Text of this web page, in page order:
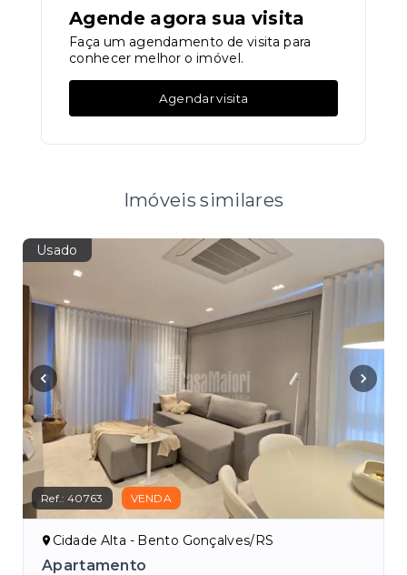
Agende agora sua visita
Faça um agendamento de visita para
conhecer melhor o imóvel.
Agendar visita
Imóveis similares
Usado
Ref.:40763 VENDA
Cidade Alta - Bento Gonçalves/RS
Apartamento